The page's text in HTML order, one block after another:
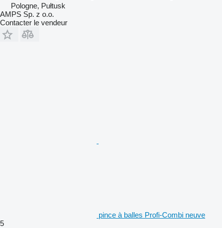
Pologne, Pułtusk
AMPS Sp. z o.o.
Contacter le vendeur
pince à balles Profi-Combi neuve
5